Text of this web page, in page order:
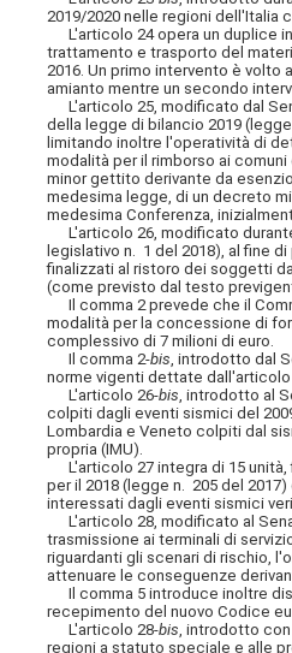
2019/2020 nelle regioni dell'Italia
L'articolo 24 opera un duplice
trattamento e trasporto del
2016. Un primo intervento è
amianto mentre un secondo
L'articolo 25, modificato dal
della legge di bilancio 2019
limitando inoltre l'operatività di
modalità per il rimborso ai
minor gettito derivante da
medesima legge, di un decreto
medesima Conferenza,
L'articolo 26, modificato
legislativo n. 1 del 2018), al fine
finalizzati al ristoro dei soggetti
(come previsto dal testo
Il comma 2 prevede che il
modalità per la concessione di
complessivo di 7 milioni di euro.
Il comma 2-bis , introdotto dal
norme vigenti dettate dall'articolo
L'articolo 26-bis , introdotto al
colpiti dagli eventi sismici del
Lombardia e Veneto colpiti dal
propria (IMU).
L'articolo 27 integra di 15 unità,
per il 2018 (legge n. 205 del
interessati dagli eventi sismici
L'articolo 28, modificato al
trasmissione ai terminali di
riguardanti gli scenari di rischio,
attenuare le conseguenze
Il comma 5 introduce inoltre
recepimento del nuovo Codice
L'articolo 28-bis , introdotto
regioni a statuto speciale e alle